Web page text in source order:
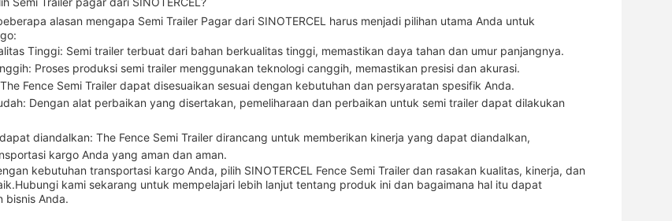
alasan mengapa Semi Trailer Pagar dari SINOTERCEL harus menjadi pilihan utama Anda untuk
Tinggi: Semi trailer terbuat dari bahan berkualitas tinggi, memastikan daya tahan dan umur panjangnya.
Proses produksi semi trailer menggunakan teknologi canggih, memastikan presisi dan akurasi.
Fence Semi Trailer dapat disesuaikan sesuai dengan kebutuhan dan persyaratan spesifik Anda.
Dengan alat perbaikan yang disertakan, pemeliharaan dan perbaikan untuk semi trailer dapat dilakukan
diandalkan: The Fence Semi Trailer dirancang untuk memberikan kinerja yang dapat diandalkan,
kargo Anda yang aman dan aman.
kebutuhan transportasi kargo Anda, pilih SINOTERCEL Fence Semi Trailer dan rasakan kualitas, kinerja, dan
kami sekarang untuk mempelajari lebih lanjut tentang produk ini dan bagaimana hal itu dapat
bisnis Anda.